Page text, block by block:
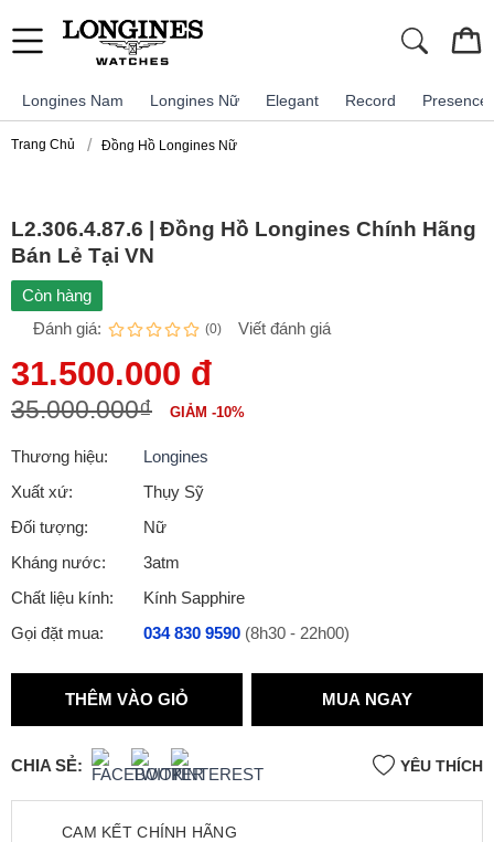
Longines Nam Longines Nữ Elegant Record Presence
Trang Chủ Đồng Hồ Longines Nữ
L2.306.4.87.6 | Đồng Hồ Longines Chính Hãng
Bán Lẻ Tại VN
Còn hàng
Đánh giá:
(0) Viết đánh giá
31.500.000 đ
35.000.000₫ GIẢM -10%
Thương hiệu:
Longines
Xuất xứ:
Thụy Sỹ
Đối tượng:
Nữ
Kháng nước:
3atm
Chất liệu kính:
Kính Sapphire
Gọi đặt mua:
034 830 9590 (8h30 - 22h00)
THÊM VÀO GIỎ MUA NGAY
CHIA SẺ: YÊU THÍCH
CAM KẾT CHÍNH HÃNG